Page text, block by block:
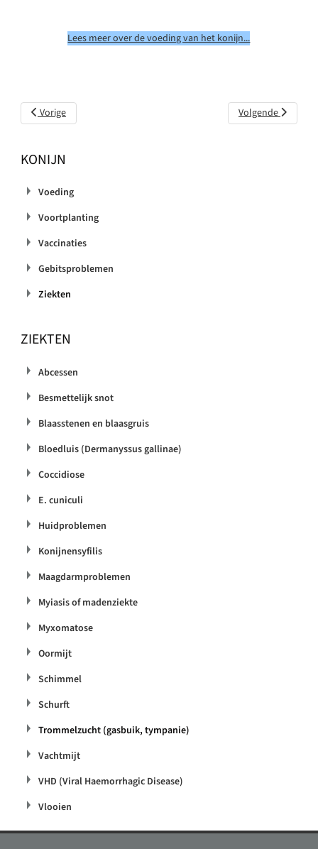
Lees meer over de voeding van het konijn...
Vorig artikel: Schurft
Vorige
Volgende artikel:
Vachtmijt
Volgende
KONIJN
Voeding
Voortplanting
Vaccinaties
Gebitsproblemen
Ziekten
ZIEKTEN
Abcessen
Besmettelijk snot
Blaasstenen en blaasgruis
Bloedluis (Dermanyssus gallinae)
Coccidiose
E. cuniculi
Huidproblemen
Konijnensyfilis
Maagdarmproblemen
Myiasis of madenziekte
Myxomatose
Oormijt
Schimmel
Schurft
Trommelzucht (gasbuik, tympanie)
Vachtmijt
VHD (Viral Haemorrhagic Disease)
Vlooien